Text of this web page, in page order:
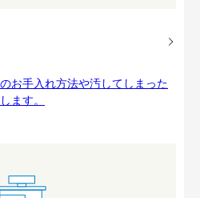
お手入れ方法や汚してしまった
ます。